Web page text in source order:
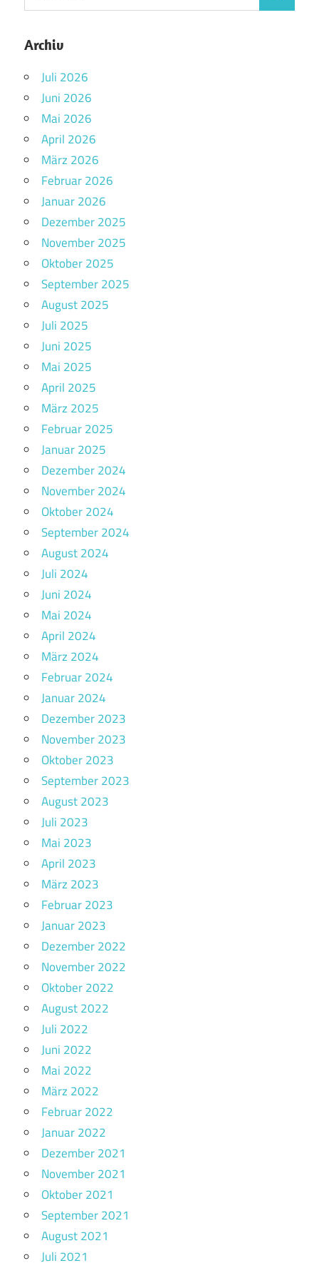
Archiv
Juli 2026
Juni 2026
Mai 2026
April 2026
März 2026
Februar 2026
Januar 2026
Dezember 2025
November 2025
Oktober 2025
September 2025
August 2025
Juli 2025
Juni 2025
Mai 2025
April 2025
März 2025
Februar 2025
Januar 2025
Dezember 2024
November 2024
Oktober 2024
September 2024
August 2024
Juli 2024
Juni 2024
Mai 2024
April 2024
März 2024
Februar 2024
Januar 2024
Dezember 2023
November 2023
Oktober 2023
September 2023
August 2023
Juli 2023
Mai 2023
April 2023
März 2023
Februar 2023
Januar 2023
Dezember 2022
November 2022
Oktober 2022
August 2022
Juli 2022
Juni 2022
Mai 2022
März 2022
Februar 2022
Januar 2022
Dezember 2021
November 2021
Oktober 2021
September 2021
August 2021
Juli 2021